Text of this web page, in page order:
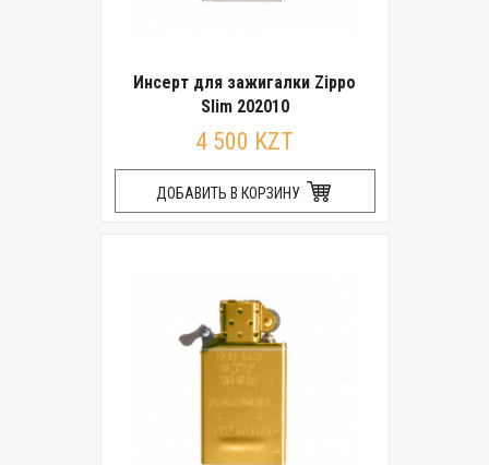
Инсерт для зажигалки Zippo
Slim 202010
4 500 KZT
ДОБАВИТЬ В КОРЗИНУ